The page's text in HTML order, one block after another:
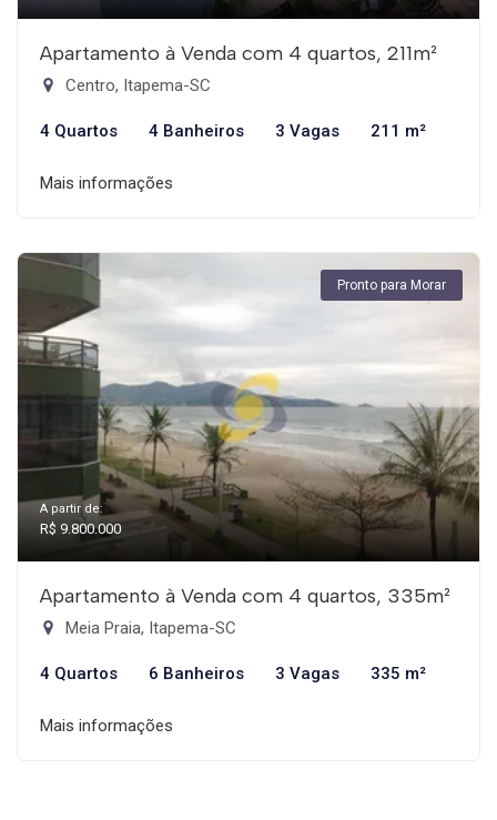
Apartamento à Venda com 4 quartos, 211m²
Centro, Itapema-SC
4 Quartos 4 Banheiros 3 Vagas 211 m²
Mais informações
Pronto para Morar
A partir de:
R$ 9.800.000
Apartamento à Venda com 4 quartos, 335m²
Meia Praia, Itapema-SC
4 Quartos 6 Banheiros 3 Vagas 335 m²
Mais informações